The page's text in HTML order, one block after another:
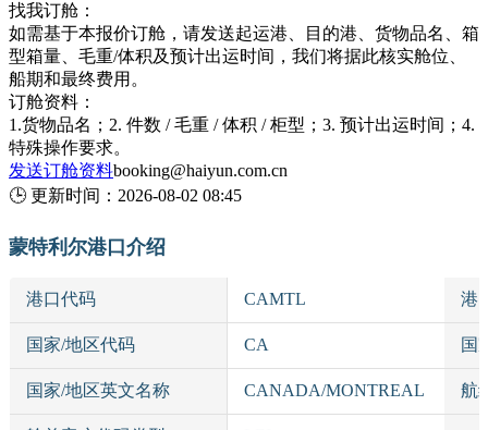
找我订舱：
如需基于本报价订舱，请发送起运港、目的港、货物品名、箱
型箱量、毛重/体积及预计出运时间，我们将据此核实舱位、
船期和最终费用。
订舱资料：
1.货物品名；2. 件数 / 毛重 / 体积 / 柜型；3. 预计出运时间；4.
特殊操作要求。
发送订舱资料booking@haiyun.com.cn
🕒 更新时间： 2026-08-02 08:45
蒙特利尔港口介绍
港口代码 CAMTL 港
国家/地区代码 CA 国
国家/地区英文名称 CANADA/MONTREAL 航